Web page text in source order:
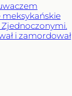
meksykańskie
i zamordował